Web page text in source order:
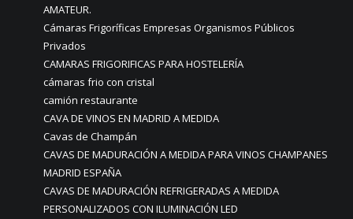
AMATEUR.
Cámaras Frigoríficas Empresas Organismos Públicos
Privados
CAMARAS FRIGORIFICAS PARA HOSTELERÍA
cámaras frio con cristal
camión restaurante
CAVA DE VINOS EN MADRID A MEDIDA
Cavas de Champán
CAVAS DE MADURACIÓN A MEDIDA PARA VINOS CHAMPANES
MADRID ESPAÑA
CAVAS DE MADURACIÓN REFRIGERADAS A MEDIDA
PERSONALIZADOS CON ILUMINACIÓN LED